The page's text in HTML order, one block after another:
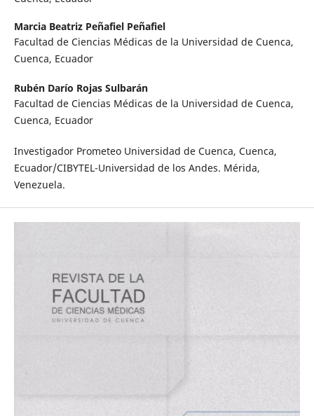
Marcia Beatriz Peñafiel Peñafiel
Facultad de Ciencias Médicas de la Universidad de Cuenca,
Cuenca, Ecuador
Rubén Darío Rojas Sulbarán
Facultad de Ciencias Médicas de la Universidad de Cuenca,
Cuenca, Ecuador
Investigador Prometeo Universidad de Cuenca, Cuenca,
Ecuador/CIBYTEL-Universidad de los Andes. Mérida,
Venezuela.